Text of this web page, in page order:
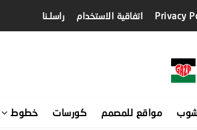
Privacy اتفاقية الاستخدام راسلـنا
مواقع للمصمم كورسات خطوط